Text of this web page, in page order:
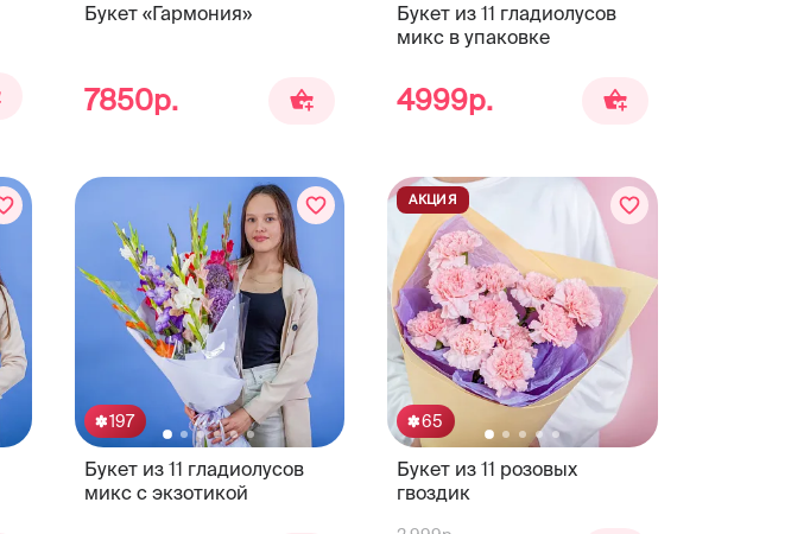
Букет «Гармония»
7850р.
Букет из 11 гладиолусов
микс в упаковке
4999р.
197
Букет из 11 гладиолусов
микс с экзотикой
65
Букет из 11 розовых
гвоздик
АКЦИЯ